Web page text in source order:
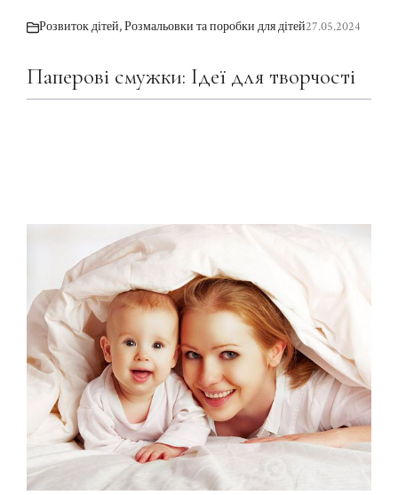
Розвиток дітей,Розмальовки та поробки для дітей27.05.2024
Паперові смужки: Ідеї для творчості